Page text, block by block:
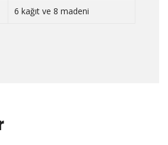
6 kağıt ve 8 madeni